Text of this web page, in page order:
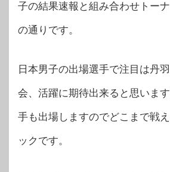
子の結果速報と組み合わせトー
の通りです。
日本男子の出場選手で注目は丹
会、活躍に期待出来ると思いま
手も出場しますのでどこまで戦
ックです。